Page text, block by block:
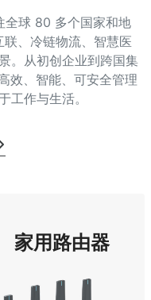
全球 80 多个国家和地
、冷链物流、智慧医
。从初创企业到跨国集
效、智能、可安全管理
工作与生活。
家用路由器